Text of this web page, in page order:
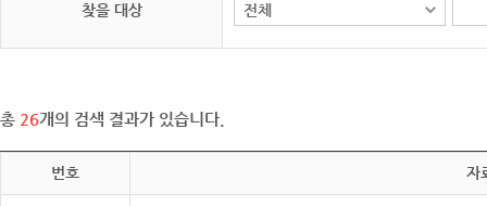
찾을 대상
총 26개의 검색 결과가 있습니다.
번호 자